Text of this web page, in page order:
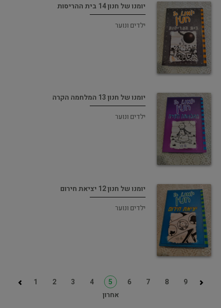
יומנו של חנון 14 בית ההריסות
ילדים ונוער
יומנו של חנון 13 המלחמה הקרה
ילדים ונוער
יומנו של חנון 12 יציאת חירום
ילדים ונוער
1 2 3 4 5 6 7 8
9
אחרון